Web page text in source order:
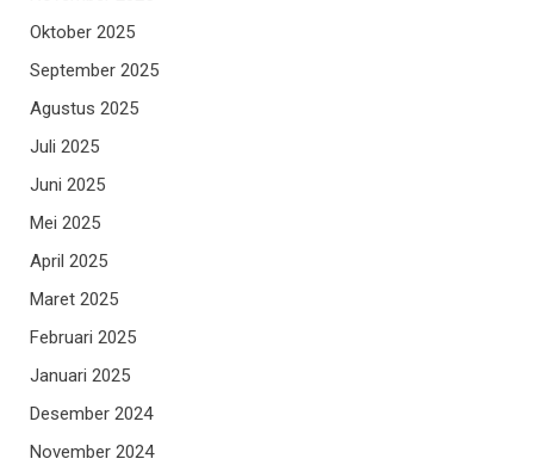
Oktober 2025
September 2025
Agustus 2025
Juli 2025
Juni 2025
Mei 2025
April 2025
Maret 2025
Februari 2025
Januari 2025
Desember 2024
November 2024